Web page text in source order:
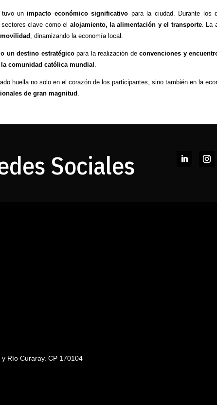
tuvo unimpacto económico significativo para la ciudad. Durante los
sectores clave como el alojamiento, la alimentación y el transporte. La
, dinamizando la economía local.
un destino estratégicopara la realización deconvenciones y
comunidad católica mundial
huella no solo en el corazón de los participantes, sino también en la
de gran magnitud
Sociales
Río Curaray. CP 170104